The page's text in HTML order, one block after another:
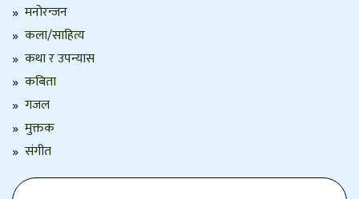
मनोरन्जन
कला/साहित्य
कथा र उपन्यास
कबिता
गजल
मुक्तक
संगीत